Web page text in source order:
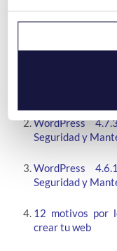
Artículos
WordPress
Seguridad y
WordPress
Seguridad y
12 motivos por
crear tu web